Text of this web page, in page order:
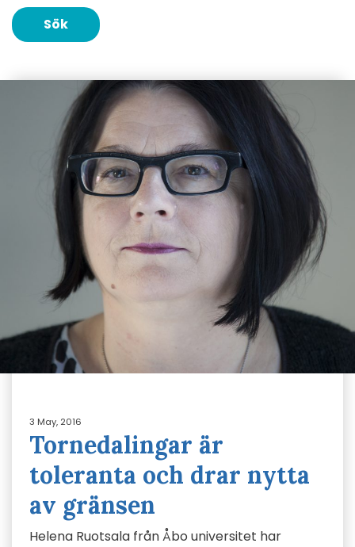
3 May, 2016
Tornedalingar är
toleranta och drar nytta
av gränsen
Helena Ruotsala från Åbo universitet har